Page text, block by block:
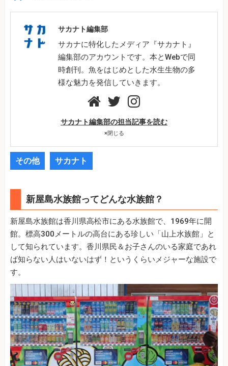
サカナト編集部
サカナに特化したメディア『サカナト』
編集部のアカウントです。本とWebで同
時創刊。魚をはじめとした水生生物の多
様な魅力を発信していきます。
サカナト編集部の担当記事を読む
×閉じる
その他 サカナト
新屋島水族館ってどんな水族館？
新屋島水族館は香川県高松市にある水族館で、1969年に開
館。標高300メートルの高台にある珍しい「山上水族館」と
して知られています。香川県民＆お子さんのいる家庭であれ
ば知らない人はいないはず！というくらいメジャーな施設で
す。